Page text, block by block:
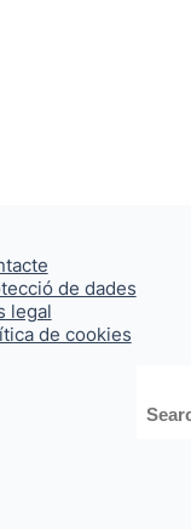
de dades
legal
de cookies